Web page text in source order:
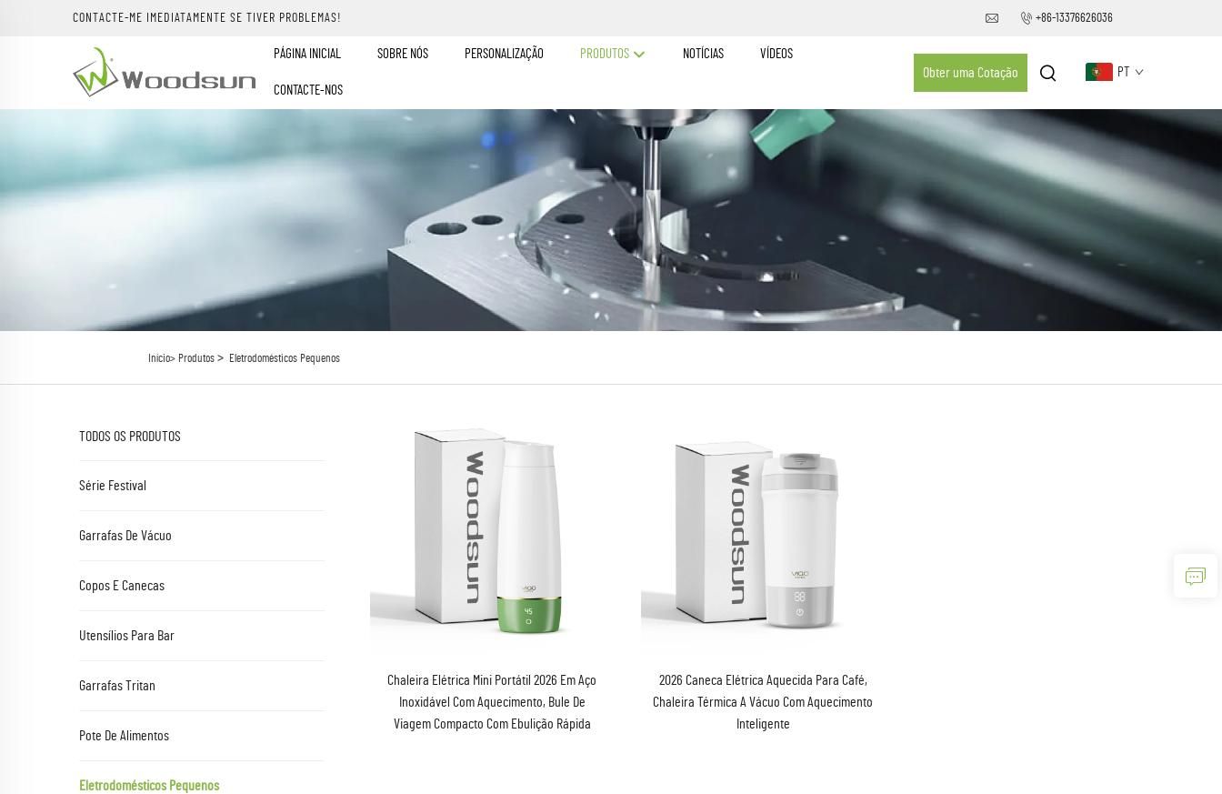
CONTACTE-ME IMEDIATAMENTE SE TIVER PROBLEMAS! +86-13376626036
PÁGINA INICIAL SOBRE NÓS PERSONALIZAÇÃO PRODUTOS NOTÍCIAS VÍDEOS
CONTACTE-NOS
Obter uma Cotação PT
Início> Produtos> Eletrodomésticos Pequenos
TODOS OS PRODUTOS
Série Festival
Garrafas De Vácuo
Copos E Canecas
Utensílios Para Bar
Garrafas Tritan
Pote De Alimentos
Eletrodomésticos Pequenos
Chaleira Elétrica Mini Portátil 2026 Em Aço
Inoxidável Com Aquecimento, Bule De
Viagem Compacto Com Ebulição Rápida
2026 Caneca Elétrica Aquecida Para Café,
Chaleira Térmica A Vácuo Com Aquecimento
Inteligente